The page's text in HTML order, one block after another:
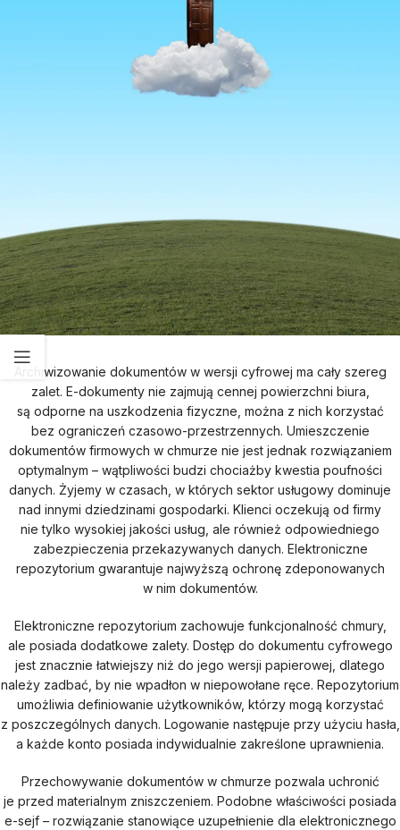
Archiwizowanie dokumentów w wersji cyfrowej ma cały szereg
zalet. E-dokumenty nie zajmują cennej powierzchni biura,
są odporne na uszkodzenia fizyczne, można z nich korzystać
bez ograniczeń czasowo-przestrzennych. Umieszczenie
dokumentów firmowych w chmurze nie jest jednak rozwiązaniem
optymalnym – wątpliwości budzi chociażby kwestia poufności
danych. Żyjemy w czasach, w których sektor usługowy dominuje
nad innymi dziedzinami gospodarki. Klienci oczekują od firmy
nie tylko wysokiej jakości usług, ale również odpowiedniego
zabezpieczenia przekazywanych danych. Elektroniczne
repozytorium gwarantuje najwyższą ochronę zdeponowanych
w nim dokumentów.
Elektroniczne repozytorium zachowuje funkcjonalność chmury,
ale posiada dodatkowe zalety. Dostęp do dokumentu cyfrowego
jest znacznie łatwiejszy niż do jego wersji papierowej, dlatego
należy zadbać, by nie wpadłon w niepowołane ręce. Repozytorium
umożliwia definiowanie użytkowników, którzy mogą korzystać
z poszczególnych danych. Logowanie następuje przy użyciu hasła,
a każde konto posiada indywidualnie zakreślone uprawnienia.
Przechowywanie dokumentów w chmurze pozwala uchronić
je przed materialnym zniszczeniem. Podobne właściwości posiada
e-sejf – rozwiązanie stanowiące uzupełnienie dla elektronicznego